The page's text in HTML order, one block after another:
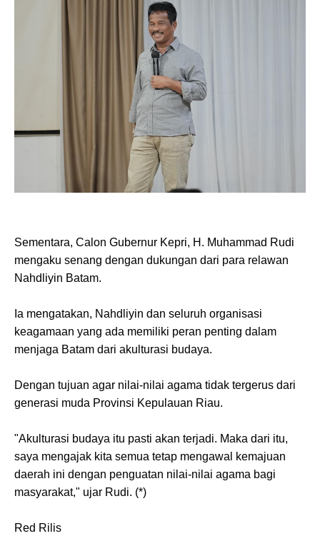
Sementara, Calon Gubernur Kepri, H. Muhammad Rudi
mengaku senang dengan dukungan dari para relawan
Nahdliyin Batam.
Ia mengatakan, Nahdliyin dan seluruh organisasi
keagamaan yang ada memiliki peran penting dalam
menjaga Batam dari akulturasi budaya.
Dengan tujuan agar nilai-nilai agama tidak tergerus dari
generasi muda Provinsi Kepulauan Riau.
"Akulturasi budaya itu pasti akan terjadi. Maka dari itu,
saya mengajak kita semua tetap mengawal kemajuan
daerah ini dengan penguatan nilai-nilai agama bagi
masyarakat," ujar Rudi. (*)
Red Rilis